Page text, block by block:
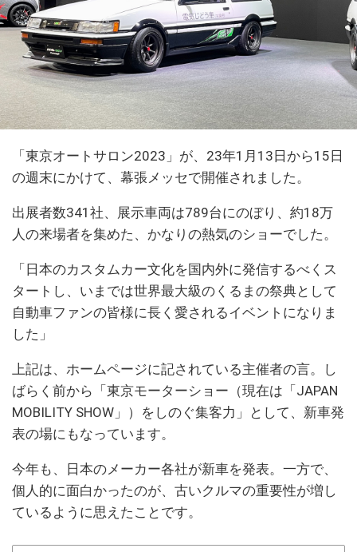
「東京オートサロン2023」が、23年1月13日から15日
の週末にかけて、幕張メッセで開催されました。
出展者数341社、展示車両は789台にのぼり、約18万
人の来場者を集めた、かなりの熱気のショーでした。
「日本のカスタムカー文化を国内外に発信するべくス
タートし、いまでは世界最大級のくるまの祭典として
自動車ファンの皆様に長く愛されるイベントになりま
した」
上記は、ホームページに記されている主催者の言。し
ばらく前から「東京モーターショー（現在は「JAPAN
MOBILITY SHOW」）をしのぐ集客力」として、新車発
表の場にもなっています。
今年も、日本のメーカー各社が新車を発表。一方で、
個人的に面白かったのが、古いクルマの重要性が増し
ているように思えたことです。